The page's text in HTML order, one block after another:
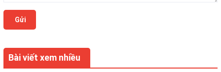
Bài viết xem nhiều
Gửi